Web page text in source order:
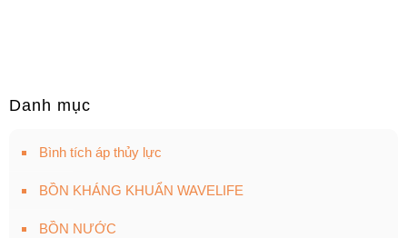
Danh mục
Bình tích áp thủy lực
BỒN KHÁNG KHUẨN WAVELIFE
BỒN NƯỚC